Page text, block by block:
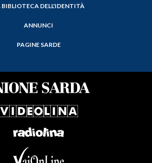
BIBLIOTECA DELL'IDENTITÀ
ANNUNCI
PAGINE SARDE